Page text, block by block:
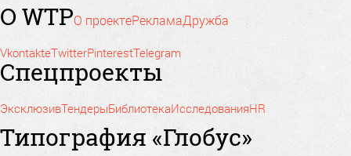
О WTPО проектеРекламаДружба
VkontakteTwitterPinterestTelegram
Спецпроекты
ЭксклюзивТендерыБиблиотекаИсследованияHR
Типография «Глобус»